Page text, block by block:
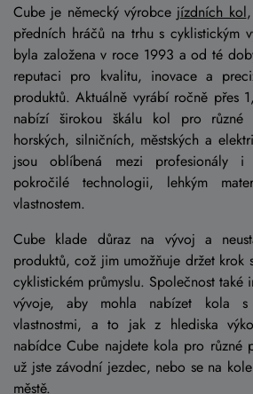
Cube je německý výrobce jízdních kol
předních hráčů na trhu s cyklistickým
byla založena v roce 1993 a od té
reputaci pro kvalitu, inovace a
produktů. Aktuálně vyrábí ročně přes
nabízí širokou škálu kol pro různé
horských, silničních, městských a
jsou oblíbená mezi profesionály
pokročilé technologii, lehkým
vlastnostem.
Cube klade důraz na vývoj a
produktů, což jim umožňuje držet krok
cyklistickém průmyslu. Společnost také
vývoje, aby mohla nabízet kola s
vlastnostmi, a to jak z hlediska
nabídce Cube najdete kola pro různé
už jste závodní jezdec, nebo se na
městě.